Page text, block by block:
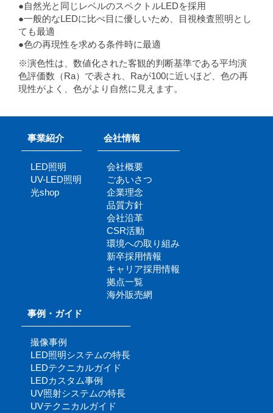
●自然光と同じレベルのスペクトルLEDを採用
●一般的なLEDに比べ目に優しいため、目視検査照明とし
ても最適
●色の再現性を求める条件時に最適
※演色性は、数値化された客観的判断基準である平均演
色評価数（Ra）で表され、Raが100に近いほど、色の再
現性がよく、色がより自然に見えます。
事業紹介
LED照明
UV-LED照明
光shop
会社情報
会社概要
ごあいさつ
企業理念
品質方針
会社沿革
CSR活動
環境への取り組み
新卒採用情報
キャリア採用情報
拠点一覧
海外販売網
事例・ガイド
撮像事例
LED照明システムの特長
LEDテクニカルガイド
LEDカスタム事例
UV照射システムの特長
UVテクニカルガイド